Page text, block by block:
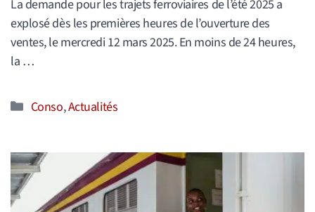
La demande pour les trajets ferroviaires de l’été 2025 a
explosé dès les premières heures de l’ouverture des
ventes, le mercredi 12 mars 2025. En moins de 24 heures,
la …
Catégories
Conso,Actualités